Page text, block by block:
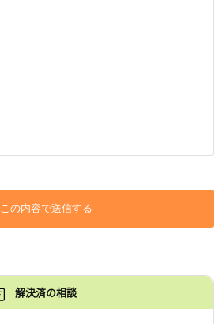
この内容で送信する
解決済の相談